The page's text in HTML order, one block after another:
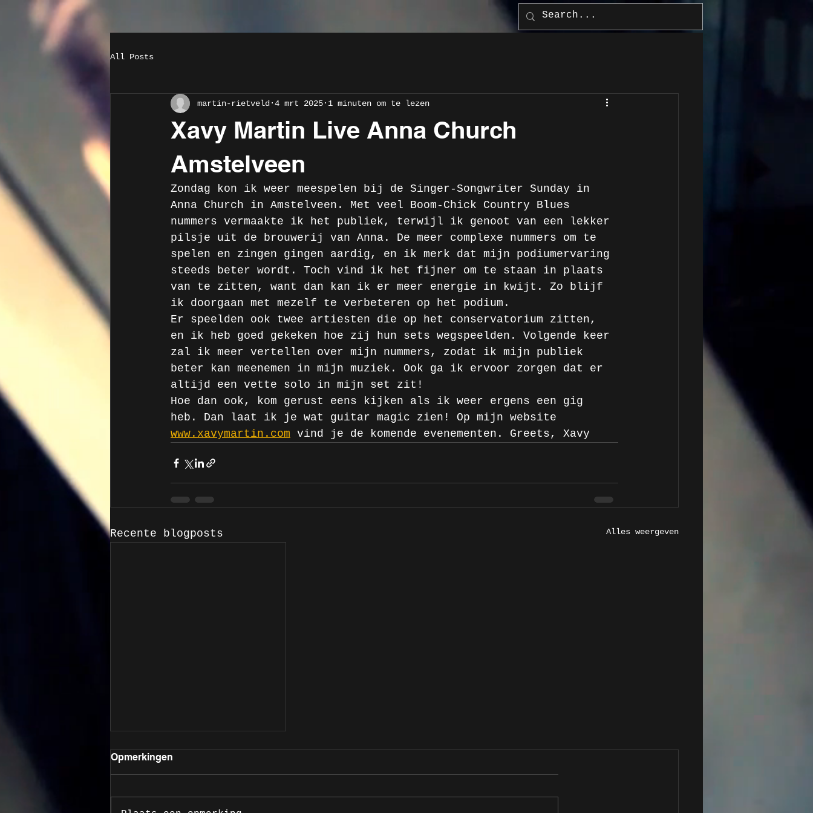
All Posts
Xavy Martin Live Anna Church
Amstelveen
martin-rietveld 4 mrt 2025 1 minuten om te lezen
Zondag kon ik weer meespelen bij de Singer-Songwriter Sunday in
Anna Church in Amstelveen. Met veel Boom-Chick Country Blues
nummers vermaakte ik het publiek, terwijl ik genoot van een lekker
pilsje uit de brouwerij van Anna. De meer complexe nummers om te
spelen en zingen gingen aardig, en ik merk dat mijn podiumervaring
steeds beter wordt. Toch vind ik het fijner om te staan in plaats
van te zitten, want dan kan ik er meer energie in kwijt. Zo blijf
ik doorgaan met mezelf te verbeteren op het podium.
Er speelden ook twee artiesten die op het conservatorium zitten,
en ik heb goed gekeken hoe zij hun sets wegspeelden. Volgende keer
zal ik meer vertellen over mijn nummers, zodat ik mijn publiek
beter kan meenemen in mijn muziek. Ook ga ik ervoor zorgen dat er
altijd een vette solo in mijn set zit!
Hoe dan ook, kom gerust eens kijken als ik weer ergens een gig
heb. Dan laat ik je wat guitar magic zien! Op mijn website
www.xavymartin.com vind je de komende evenementen. Greets, Xavy
Recente blogposts Alles weergeven
Opmerkingen